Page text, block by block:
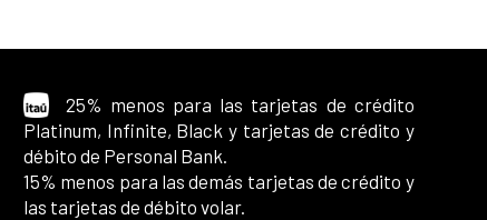
25% menos para las tarjetas de crédito
Platinum, Infinite, Black y tarjetas de crédito y
débito de Personal Bank.
15% menos para las demás tarjetas de crédito y
las tarjetas de débito volar.